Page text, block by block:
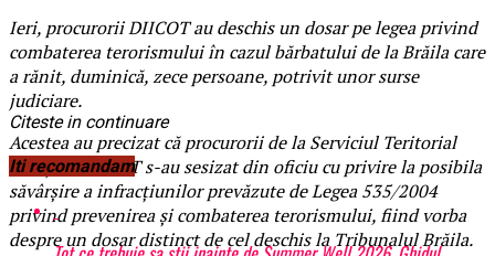
Ieri, procurorii DIICOT au deschis un dosar pe legea privind
combaterea terorismului în cazul bărbatului de la Brăila care
a rănit, duminică, zece persoane, potrivit unor surse
judiciare.
Acestea au precizat că procurorii de la Serviciul Teritorial
Galaţi al DIICOT s-au sesizat din oficiu cu privire la posibila
săvârşire a infracţiunilor prevăzute de Legea 535/2004
privind prevenirea şi combaterea terorismului, fiind vorba
despre un dosar distinct de cel deschis la Tribunalul Brăila.
Citeste in continuare
Iti recomandam